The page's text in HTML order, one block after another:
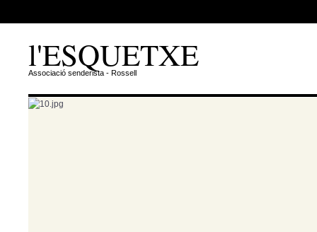
l'ESQUETXE
Associació senderista - Rossell